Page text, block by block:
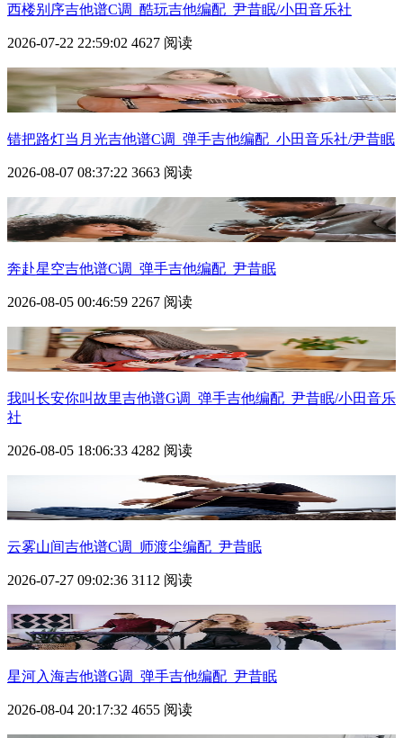
西楼别序吉他谱C调_酷玩吉他编配_尹昔眠/小田音乐社
2026-07-22 22:59:02 4627 阅读
错把路灯当月光吉他谱C调_弹手吉他编配_小田音乐社/尹昔眠
2026-08-07 08:37:22 3663 阅读
奔赴星空吉他谱C调_弹手吉他编配_尹昔眠
2026-08-05 00:46:59 2267 阅读
我叫长安你叫故里吉他谱G调_弹手吉他编配_尹昔眠/小田音乐
社
2026-08-05 18:06:33 4282 阅读
云雾山间吉他谱C调_师渡尘编配_尹昔眠
2026-07-27 09:02:36 3112 阅读
星河入海吉他谱G调_弹手吉他编配_尹昔眠
2026-08-04 20:17:32 4655 阅读